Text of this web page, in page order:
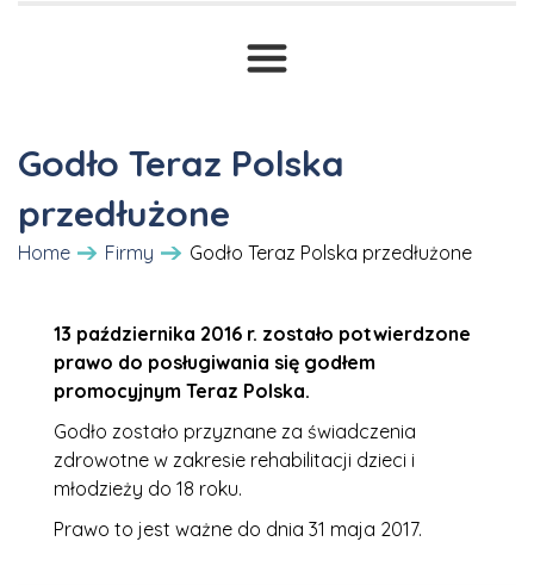
Prawne ABC
Druki i wnioski
Żeromskiego 13
Szpitalna 6 (Łomianki)
Godło Teraz Polska
przedłużone
Home Firmy Godło Teraz Polska przedłużone
13 października 2016 r. zostało potwierdzone
prawo do posługiwania się godłem
promocyjnym Teraz Polska.
Godło zostało przyznane za świadczenia
zdrowotne w zakresie rehabilitacji dzieci i
młodzieży do 18 roku.
Prawo to jest ważne do dnia 31 maja 2017.